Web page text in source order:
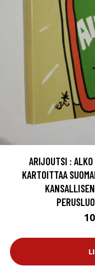
ARIJOUTSI :
KARTOITTAA